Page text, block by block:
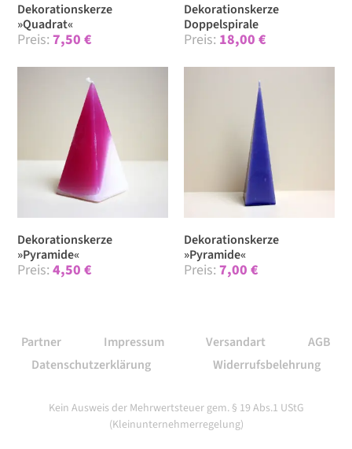
Dekorationskerze
»Quadrat«
7,50€
Dekorationskerze
Doppelspirale
18,00 €
Dekorationskerze
»Pyramide«
4,50€
Dekorationskerze
»Pyramide«
7,00 €
Partner Impressum Versandart
AGB
Datenschutzerklärung
Widerrufsbelehrung
Kein Ausweis der Mehrwertsteuer gem. § 19 Abs.1 UStG
(Kleinunternehmerregelung)